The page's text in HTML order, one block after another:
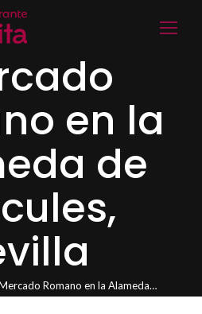
en la
de
Romano en la Alameda…